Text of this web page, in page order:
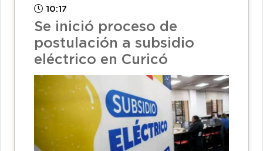
10:17
Se inició proceso de
postulación a subsidio
eléctrico en Curicó